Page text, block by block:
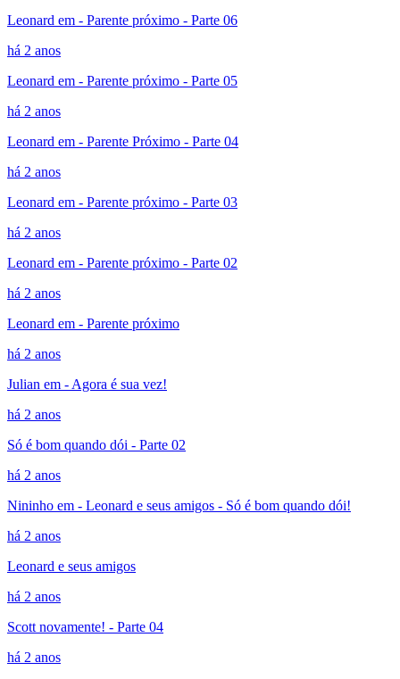
Leonard em - Parente próximo - Parte 06
há 2 anos
Leonard em - Parente próximo - Parte 05
há 2 anos
Leonard em - Parente Próximo - Parte 04
há 2 anos
Leonard em - Parente próximo - Parte 03
há 2 anos
Leonard em - Parente próximo - Parte 02
há 2 anos
Leonard em - Parente próximo
há 2 anos
Julian em - Agora é sua vez!
há 2 anos
Só é bom quando dói - Parte 02
há 2 anos
Nininho em - Leonard e seus amigos - Só é bom quando dói!
há 2 anos
Leonard e seus amigos
há 2 anos
Scott novamente! - Parte 04
há 2 anos